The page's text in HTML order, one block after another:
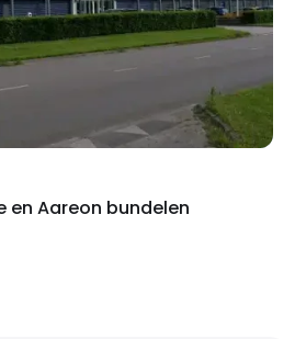
en Aareon bundelen